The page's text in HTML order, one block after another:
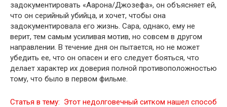
задокументировать «Аарона/Джозефа», он объясняет ей,
что он серийный убийца, и хочет, чтобы она
задокументировала его жизнь. Сара, однако, ему не
верит, тем самым усиливая мотив, но совсем в другом
направлении. В течение дня он пытается, но не может
убедить ее, что он опасен и его следует бояться, что
делает характер их доверия полной противоположностью
тому, что было в первом фильме.
Статья в тему: Этот недолговечный ситком нашел способ